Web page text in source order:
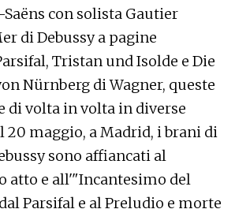
con solista Gautier
di Debussy a pagine
Tristan und Isolde e Die
Nürnberg di Wagner, queste
di volta in volta in diverse
20 maggio, a Madrid, i brani di
sono affiancati al
atto e all'"Incantesimo del
Parsifal e al Preludio e morte